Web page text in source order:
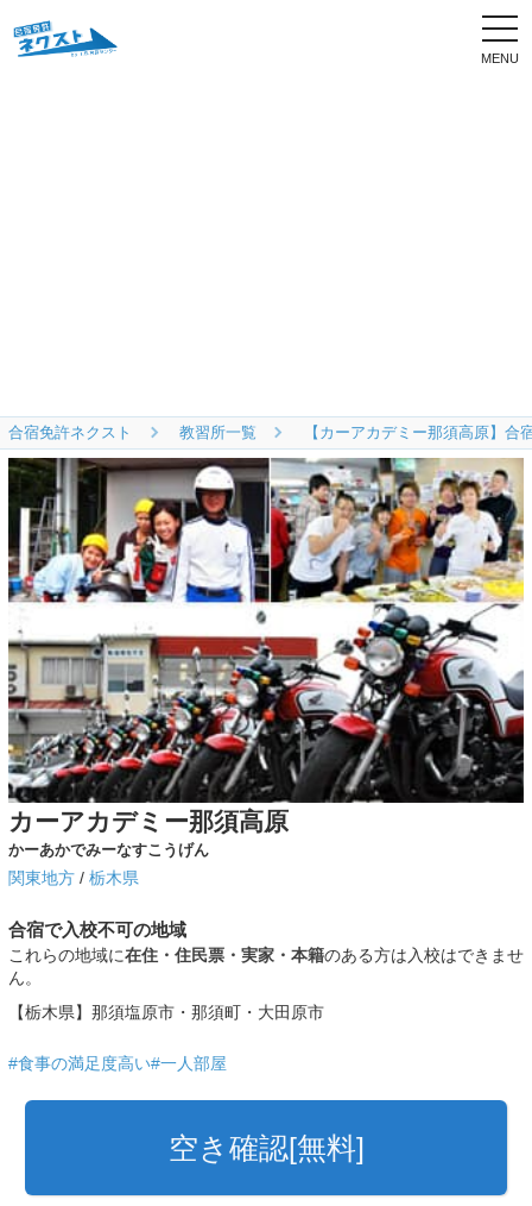
合宿免許ネクスト 教習所一覧 【カーアカデミー那須高原】
カーアカデミー那須高原
かーあかでみーなすこうげん
関東地方 / 栃木県
合宿で入校不可の地域
これらの地域に在住・住民票・実家・本籍のある方は入校はできませ
ん。
【栃木県】那須塩原市・那須町・大田原市
#食事の満足度高い#一人部屋
空き確認[無料]